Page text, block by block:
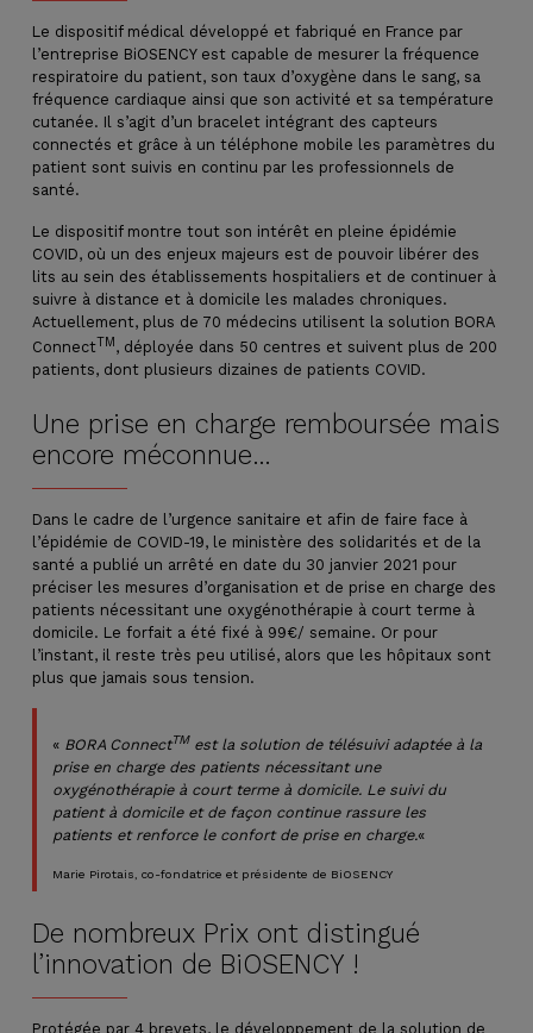
Le dispositif médical développé et fabriqué en France par
l’entreprise BiOSENCY est capable de mesurer la fréquence
respiratoire du patient, son taux d’oxygène dans le sang, sa
fréquence cardiaque ainsi que son activité et sa température
cutanée. Il s’agit d’un bracelet intégrant des capteurs
connectés et grâce à un téléphone mobile les paramètres du
patient sont suivis en continu par les professionnels de
santé.
Le dispositif montre tout son intérêt en pleine épidémie
COVID, où un des enjeux majeurs est de pouvoir libérer des
lits au sein des établissements hospitaliers et de continuer à
suivre à distance et à domicile les malades chroniques.
Actuellement, plus de 70 médecins utilisent la solution BORA
ConnectTM , déployée dans 50 centres et suivent plus de 200
patients, dont plusieurs dizaines de patients COVID.
Une prise en charge remboursée mais
encore méconnue…
Dans le cadre de l’urgence sanitaire et afin de faire face à
l’épidémie de COVID-19, le ministère des solidarités et de la
santé a publié un arrêté en date du 30 janvier 2021 pour
préciser les mesures d’organisation et de prise en charge des
patients nécessitant une oxygénothérapie à court terme à
domicile. Le forfait a été fixé à 99€/ semaine. Or pour
l’instant, il reste très peu utilisé, alors que les hôpitaux sont
plus que jamais sous tension.
« BORA ConnectTMest la solution de télésuivi adaptée à la
prise en charge des patients nécessitant une
oxygénothérapie à court terme à domicile. Le suivi du
patient à domicile et de façon continue rassure les
patients et renforce le confort de prise en charge.«
Marie Pirotais, co-fondatrice et présidente de BiOSENCY
De nombreux Prix ont distingué
l’innovation de BiOSENCY !
Protégée par 4 brevets, le développement de la solution de